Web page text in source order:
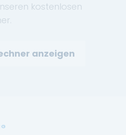
kostenlosen
anzeigen